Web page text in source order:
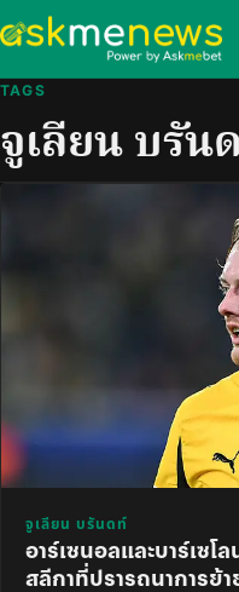
TAGS
จูเลียน บรัน
จูเลียน บรันดท์
อาร์เซนอลและบาร์เซโ
สลีกาที่ปรารถนาการย้า